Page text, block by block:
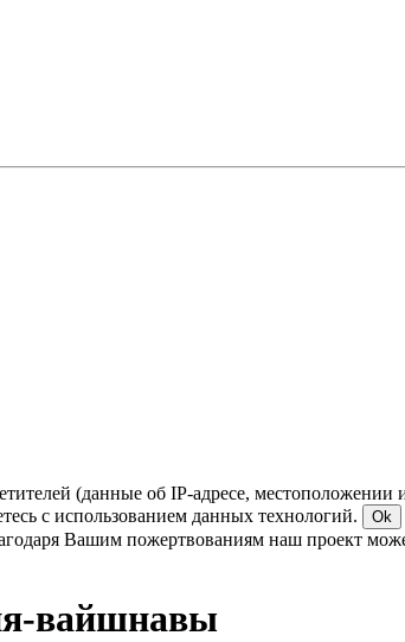
(данные об IP-адресе, местоположении
с использованием данных технологий.
Ok
Вашим пожертвованиям наш проект
вайшнавы